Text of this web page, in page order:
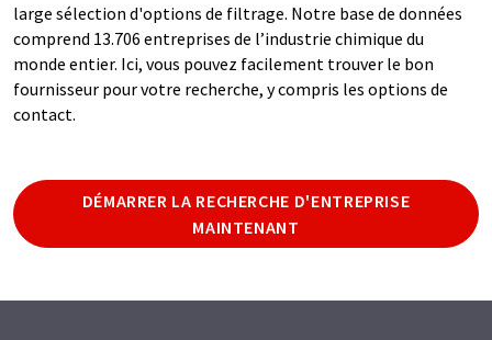
large sélection d'options de filtrage. Notre base de données
comprend 13.706 entreprises de l’industrie chimique du
monde entier. Ici, vous pouvez facilement trouver le bon
fournisseur pour votre recherche, y compris les options de
contact.
DÉMARRER LA RECHERCHE D'ENTREPRISE
MAINTENANT